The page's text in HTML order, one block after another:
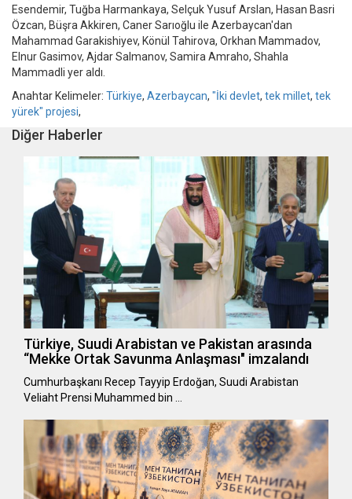
Esendemir, Tuğba Harmankaya, Selçuk Yusuf Arslan, Hasan Basri
Özcan, Büşra Akkiren, Caner Sarıoğlu ile Azerbaycan'dan
Mahammad Garakishiyev, Könül Tahirova, Orkhan Mammadov,
Elnur Gasimov, Ajdar Salmanov, Samira Amraho, Shahla
Mammadli yer aldı.
Anahtar Kelimeler: Türkiye, Azerbaycan, "İki devlet, tek millet, tek
yürek" projesi,
Diğer Haberler
Türkiye, Suudi Arabistan ve Pakistan arasında
“Mekke Ortak Savunma Anlaşması" imzalandı
Cumhurbaşkanı Recep Tayyip Erdoğan, Suudi Arabistan
Veliaht Prensi Muhammed bin …